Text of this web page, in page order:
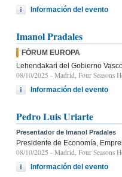
Información del evento
Imanol Pradales
FÓRUM EUROPA
Lehendakari del Gobierno
08/10/2025 - Madrid, Four Seasons
Información del evento
Pedro Luis Uriarte
Presentador de Imanol Pradales
Presidente de Economía,
08/10/2025 - Madrid, Four Seasons
Información del evento